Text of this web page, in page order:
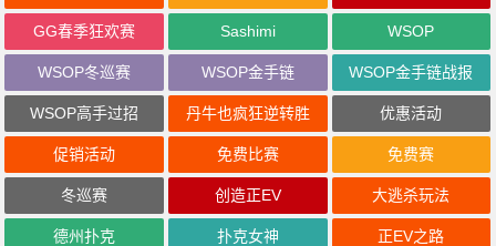
GG春季狂欢赛 Sashimi WSOP
WSOP冬巡赛 WSOP金手链 WSOP金手链战报
WSOP高手过招 丹牛也疯狂逆转胜 优惠活动
促销活动 免费比赛 免费赛
冬巡赛 创造正EV 大逃杀玩法
德州扑克 扑克女神 正EV之路